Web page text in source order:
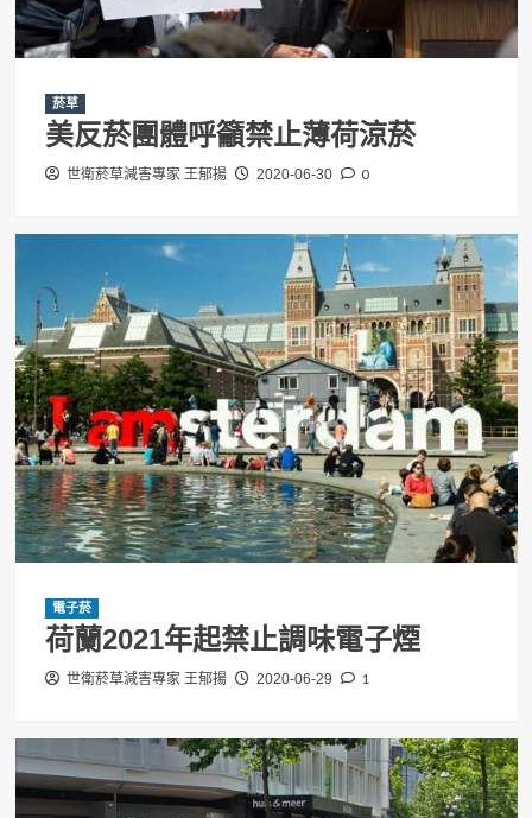
菸草
美反菸團體呼籲禁止薄荷涼菸
世衛菸草減害專家 王郁揚 2020-06-30 0
電子菸
荷蘭2021年起禁止調味電子煙
世衛菸草減害專家 王郁揚 2020-06-29 1